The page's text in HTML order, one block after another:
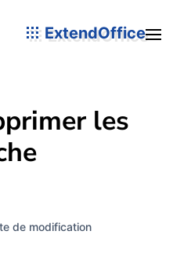
ExtendOffice
les
de modification